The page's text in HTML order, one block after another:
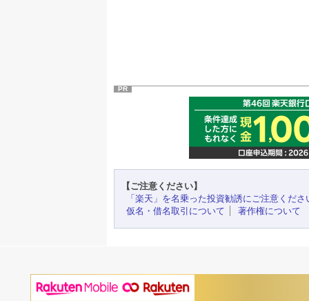
PR
【ご注意ください】
「楽天」を名乗った投資勧誘にご注意くださ
仮名・借名取引について
著作権について